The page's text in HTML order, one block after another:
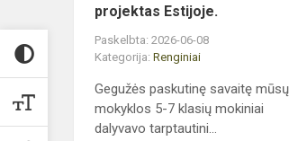
projektas Estijoje.
Paskelbta: 2026-06-08
Kategorija: Renginiai
Gegužės paskutinę savaitę mūsų
mokyklos 5-7 klasių mokiniai
dalyvavo tarptautini...